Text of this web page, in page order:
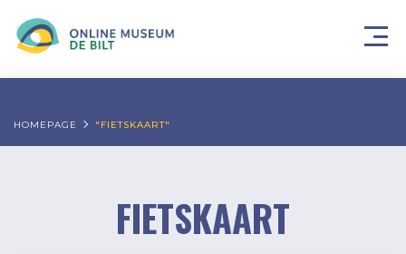
HOMEPAGE "FIETSKAART"
FIETSKAART